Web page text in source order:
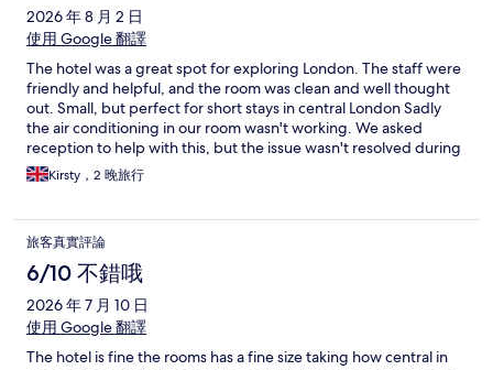
2026 年 8 月 2 日
使用 Google 翻譯
The hotel was a great spot for exploring London. The staff were
friendly and helpful, and the room was clean and well thought
out. Small, but perfect for short stays in central London Sadly
the air conditioning in our room wasn't working. We asked
reception to help with this, but the issue wasn't resolved during
our stay.Kirsty，2 晚旅行
旅客真實評論
6/10 不錯哦
2026 年 7 月 10 日
使用 Google 翻譯
The hotel is fine the rooms has a fine size taking how central in